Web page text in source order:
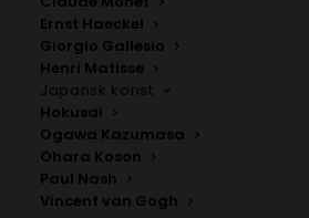
Ernst Haeckel
Giorgio Gallesio
Henri Matisse
Japansk konst
Hokusai
Ogawa Kazumasa
Ohara Koson
Paul Nash
Vincent van Gogh